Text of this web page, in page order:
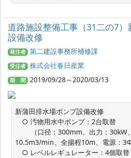
道路施設整備工事（31二の7
設備改修
発注者 第二建設事務所補修課
受注者 株式会社春日産業
期 間 2019/09/28～2020/03/13
新蒲田排水場ポンプ設備改修
○ 汚物用水中ポンプ：2台取替
（口径：300mm、出力：30kW
10.5m3/min、全揚程10m、電源：
○ レベルレギュレーター：4個取替